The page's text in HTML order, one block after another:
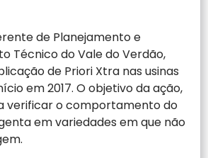
de Planejamento e
Técnico do Vale do Verdão,
de Priori Xtra nas usinas
em 2017. O objetivo da ação,
verificar o comportamento do
em variedades em que não